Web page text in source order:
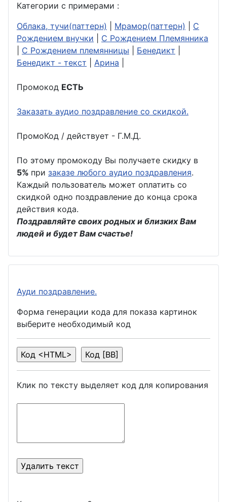
Категории с примерами :
Облака, тучи(паттерн)
Мрамор(паттерн)
С
Рождением внучки
С Рождением Племянника
С Рождением племянницы Бенедикт
Бенедикт - текст
Арина
Промокод ЕСТЬ
Заказать аудио поздравление со скидкой.
ПромоКод / действует - Г.М.Д.
По этому промокоду Вы получаете скидку в
5% при заказе любого аудио поздравления.
Каждый пользователь может оплатить со
скидкой одно поздравление до конца срока
действия кода.
Поздравляйте своих родных и близких Вам
людей и будет Вам счастье!
Ауди поздравление.
Форма генерации кода для показа картинок
выберите необходимый код
Клик по тексту выделяет код для копирования